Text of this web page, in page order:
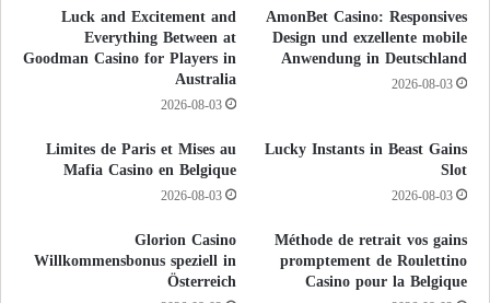
AmonBet Casino: Responsives
Design und exzellente mobile
Anwendung in Deutschland
2026-08-03
Luck and Excitement and
Everything Between at
Goodman Casino for Players in
Australia
2026-08-03
Lucky Instants in Beast Gains
Slot
2026-08-03
Limites de Paris et Mises au
Mafia Casino en Belgique
2026-08-03
Méthode de retrait vos gains
promptement de Roulettino
Casino pour la Belgique
Glorion Casino
Willkommensbonus speziell in
Österreich